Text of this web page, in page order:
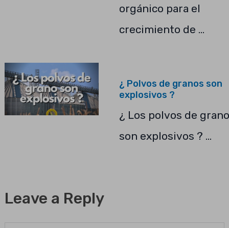
orgánico para el
crecimiento de …
¿ Polvos de granos son
explosivos ?
¿ Los polvos de grano
son explosivos ? …
Leave a Reply